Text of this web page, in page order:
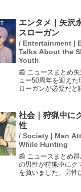
んで関西弁を使い、
険な母親役に挑戦し
エンタメ｜矢沢
スローガン
/ Entertainment |
Talks About the
Youth
📰 ニュースまとめ
ュー50周年を迎え
ローガンが必要だと
じている人々に向け
言葉や理念...
社会｜狩猟中に
性
/ Society | Man
While Hunting
📰 ニュースまとめ
の男性が狩猟中にク
を負いました。男性